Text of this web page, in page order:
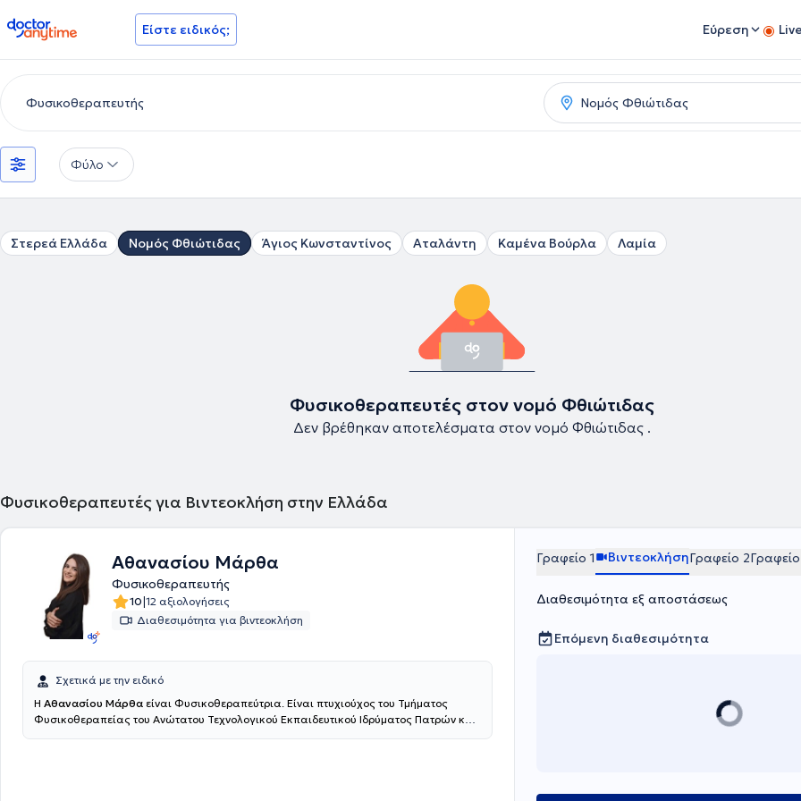
doctoranytime Είστε ειδικός; Εύρεση
Φύλο
Στερεά Ελλάδα Νομός Φθιώτιδας Άγιος Κωνσταντίνος Αταλάντη Καμένα Βούρλα Λαμία
Φυσικοθεραπευτές στον νομό Φθιώτιδας
Δεν βρέθηκαν αποτελέσματα στον νομό Φθιώτιδας .
Φυσικοθεραπευτές για Βιντεοκλήση στην Ελλάδα
Αθανασίου Μάρθα
Φυσικοθεραπευτής
10|12 αξιολογήσεις
Διαθεσιμότητα για βιντεοκλήση
Σχετικά με την ειδικό
Η Αθανασίου Μάρθα είναι Φυσικοθεραπεύτρια. Είναι πτυχιούχος του Τμήματος
Φυσικοθεραπείας του Ανώτατου Τεχνολογικού Εκπαιδευτικού Ιδρύματος Πατρών και
Γραφείο 1 ΒιντεοκλήσηΓραφείο 2
Διαθεσιμότητα εξ αποστάσεως
Επόμενη διαθεσιμότητα